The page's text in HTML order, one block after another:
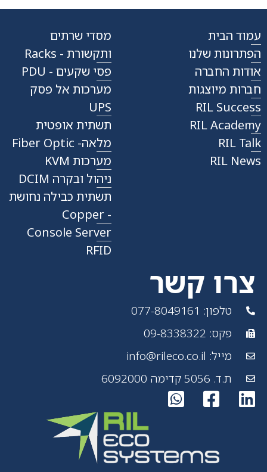
עמוד הבית
הפתרונות שלנו
אודות החברה
חברות מיוצגות
RIL Success
RIL Academy
RIL Talk
RIL News
מסדי שרתים
ותקשורת - Racks
פסי שקעים - PDU
מערכות אל פסק
UPS
תשתית אופטית
מלאה- Fiber Optic
מערכות KVM
ניהול ובקרה DCIM
תשתית כבילה נחושת
- Copper
Console Server
RFID
צרו קשר
טלפון: 077-8049161
פקס: 09-8338322
מייל: info@rileco.co.il
ת.ד. 5056 קדימה 6092000